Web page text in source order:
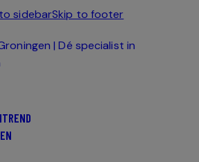
sidebarSkip to footer